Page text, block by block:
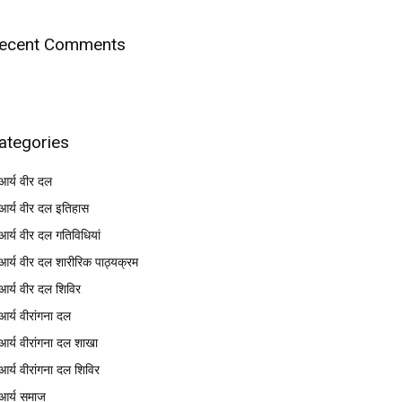
Comments
वीर दल
वीर दल इतिहास
वीर दल गतिविधियां
वीर दल शारीरिक पाठ्यक्रम
वीर दल शिविर
वीरांगना दल
वीरांगना दल शाखा
वीरांगना दल शिविर
समाज